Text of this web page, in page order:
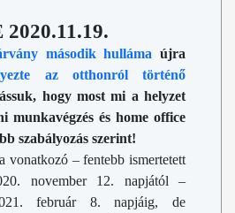
második hulláma újra
az otthonról történő
hogy most mi a helyzet
munkavégzés és home office
szabályozás szerint!
vonatkozó – fentebb ismertetett
november 12. napjától –
február 8. napjáig, de